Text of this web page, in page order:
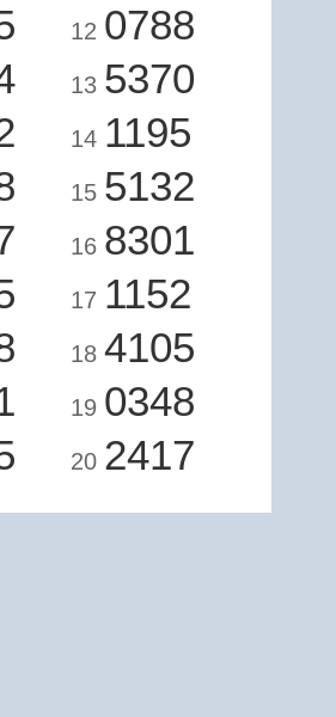
12 0788
13 5370
14 1195
15 5132
16 8301
17 1152
18 4105
19 0348
20 2417